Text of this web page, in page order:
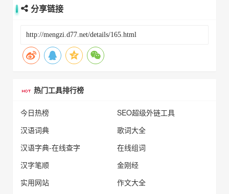
分享链接
热门工具排行榜
今日热榜
SEO超级外链工具
汉语词典
歌词大全
汉语字典-在线查字
在线组词
汉字笔顺
金刚经
实用网站
作文大全